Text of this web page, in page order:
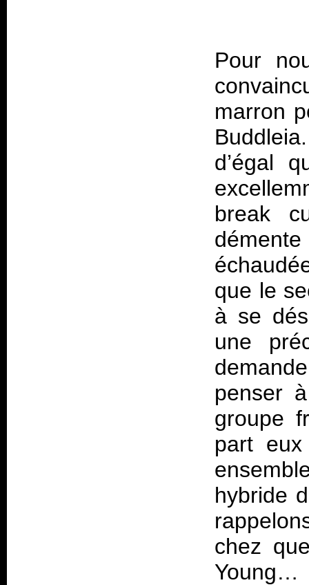
Pour
marron
d’égal
break
que le
à se
une
penser
groupe
part
hybride
chez
Young…